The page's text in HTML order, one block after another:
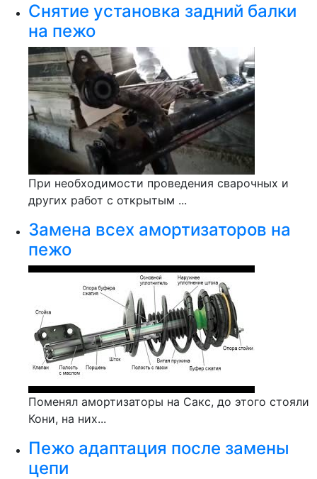
Снятие установка задний балки
на пежо
При необходимости проведения сварочных и
других работ с открытым ...
Замена всех амортизаторов на
пежо
Поменял амортизаторы на Сакс, до этого стояли
Кони, на них...
Пежо адаптация после замены
цепи